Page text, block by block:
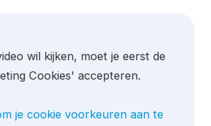
wil kijken, moet je eerst de
Cookies' accepteren.
je cookie voorkeuren aan te